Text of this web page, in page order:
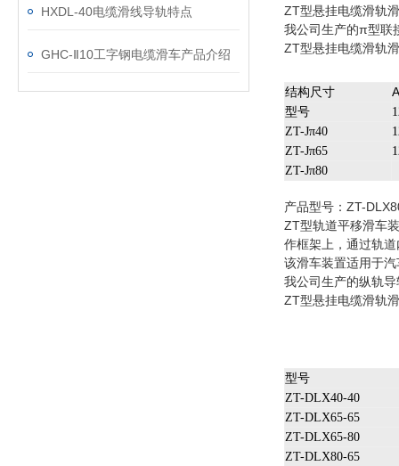
HXDL-40电缆滑线导轨特点
GHC-Ⅱ10工字钢电缆滑车产品介绍
ZT型悬挂电缆滑轨
我公司生产的π型联
ZT型悬挂电缆滑轨
结构尺寸
A
型号
ZT-Jπ40
ZT-Jπ65
ZT-Jπ80
产品型号：ZT-
ZT型轨道平移滑车
作框架上，通过轨
该滑车装置适用于
我公司生产的纵轨
ZT型悬挂电缆滑轨
型号
ZT-DLX40-40
ZT-DLX65-65
ZT-DLX65-80
ZT-DLX80-65